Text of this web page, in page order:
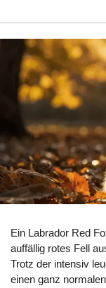
Ein Labrador Red
auffällig rotes Fell
Trotz der intensiv
einen ganz